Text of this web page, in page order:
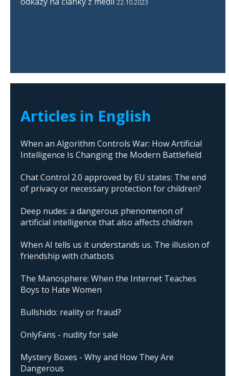
22.10.2023
Articles in English
When an Algorithm Controls War: How Artificial
Intelligence Is Changing the Modern Battlefield
Chat Control 2.0 approved by EU states: The end
of privacy or necessary protection for children?
Deep nudes: a dangerous phenomenon of
artificial intelligence that also affects children
When AI tells us it understands us. The illusion of
friendship with chatbots
The Manosphere: When the Internet Teaches
Boys to Hate Women
Bullshido: reality or fraud?
OnlyFans - nudity for sale
Mystery Boxes - Why and How They Are
Dangerous